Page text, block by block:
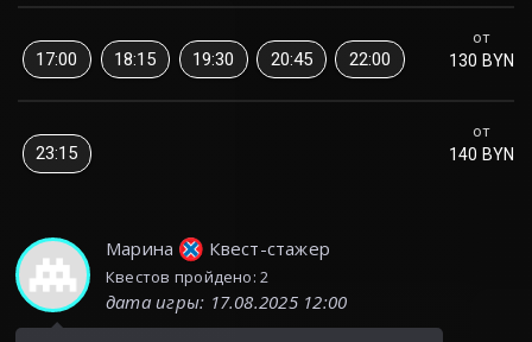
от
130 BYN
17:00 18:15 19:30 20:45 22:00
от
140 BYN
23:15
Марина Квест-стажер
Квестов пройдено: 2
дата игры: 17.08.2025 12:00